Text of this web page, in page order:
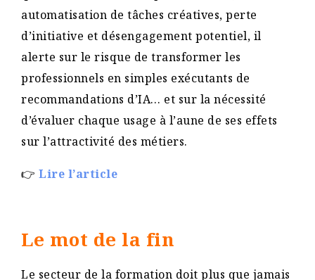
automatisation de tâches créatives, perte
d’initiative et désengagement potentiel, il
alerte sur le risque de transformer les
professionnels en simples exécutants de
recommandations d’IA… et sur la nécessité
d’évaluer chaque usage à l’aune de ses effets
sur l’attractivité des métiers.
👉 Lire l’article
Le mot de la fin
Le secteur de la formation doit plus que jamais